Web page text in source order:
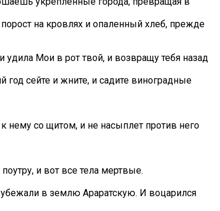
на кровлях и опаленный хлеб, прежде
Мои в рот твой, и возвращу тебя назад
год сейте и жните, и садите виноградные
нему со щитом, и не насыплет против него
и вот все тела мертвые.
в землю Араратскую. И воцарился